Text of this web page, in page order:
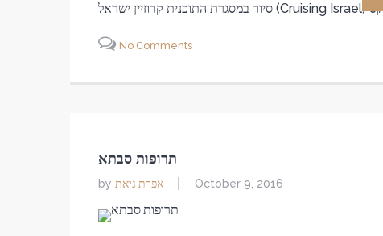
No Comments
תרופות סבתא
by אפרת גיאת October 9, 2016